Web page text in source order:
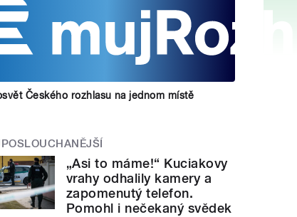
Českého rozhlasu na jednom místě
„Asi to máme!“ Kuciakovy
vrahy odhalily kamery a
zapomenutý telefon.
Pomohl i nečekaný svědek